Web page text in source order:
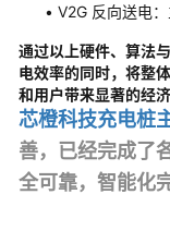
• V2G 反向送电
通过以上硬件、算法
电效率的同时，将整
和用户带来显著的经
芯橙科技充电桩
善，已经完成了
全可靠， 智能化